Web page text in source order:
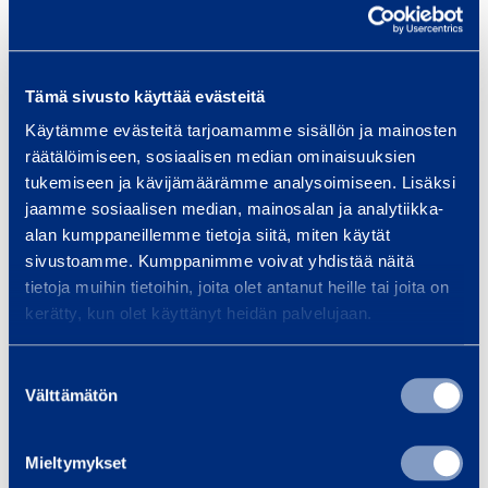
Tämä sivusto käyttää evästeitä
Käytämme evästeitä tarjoamamme sisällön ja mainosten
räätälöimiseen, sosiaalisen median ominaisuuksien
tukemiseen ja kävijämäärämme analysoimiseen. Lisäksi
jaamme sosiaalisen median, mainosalan ja analytiikka-
alan kumppaneillemme tietoja siitä, miten käytät
sivustoamme. Kumppanimme voivat yhdistää näitä
tietoja muihin tietoihin, joita olet antanut heille tai joita on
kerätty, kun olet käyttänyt heidän palvelujaan.
valinta
Välttämätön
Mieltymykset
l
a
a
89,9 dB(A)
Vibrationsvärde 9,03 m/s²
Spiklutning 34 °
Säkerhet
Liknande produkter